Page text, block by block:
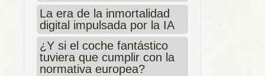
La era de la inmortalidad
digital impulsada por la IA
¿Y si el coche fantástico
tuviera que cumplir con la
normativa europea?